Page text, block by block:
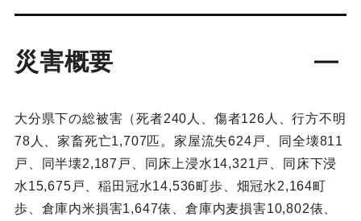
災害概要
大分県下の総被害（死者240人、傷者126人、行方不明
78人、家畜死亡1,707匹。家屋流失624戸、同全壊811
戸、同半壊2,187戸、同床上浸水14,321戸、同床下浸
水15,675戸、稲田冠水14,536町歩、畑冠水2,164町
歩、倉庫内米損害1,647俵、倉庫内麦損害10,802俵、